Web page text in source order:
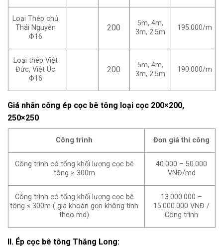
Loại Thép chủ
Thái Nguyên
Φ16
200
5m, 4m,
3m, 2.5m
195.000/m
Loại thép Việt
Đức, Việt Úc
Φ16
200
5m, 4m,
3m, 2.5m
190.000/m
Giá nhân công ép cọc bê tông loại cọc 200×200,
250×250
Công trình Đơn giá thi công
Công trình có tổng khối lượng cọc bê
tông ≥ 300m
40.000 – 50.000
VNĐ/md
Công trình có tổng khối lượng cọc bê
tông ≤ 300m ( giá khoán gọn không tính
theo md)
13.000.000 –
15.000.000 VNĐ /
Công trình
II. Ép cọc bê tông Thăng Long: